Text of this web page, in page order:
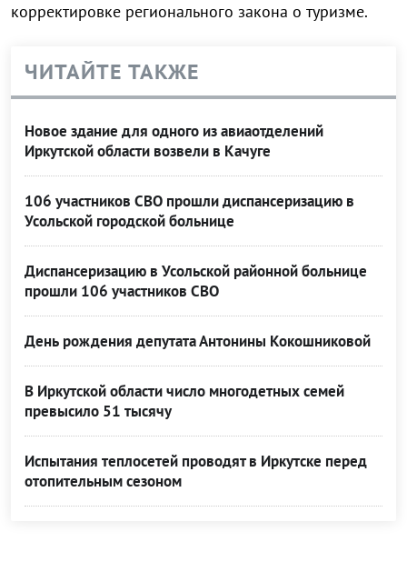
корректировке регионального закона о туризме.
ЧИТАЙТЕ ТАКЖЕ
Новое здание для одного из авиаотделений
Иркутской области возвели в Качуге
106 участников СВО прошли диспансеризацию в
Усольской городской больнице
Диспансеризацию в Усольской районной больнице
прошли 106 участников СВО
День рождения депутата Антонины Кокошниковой
В Иркутской области число многодетных семей
превысило 51 тысячу
Испытания теплосетей проводят в Иркутске перед
отопительным сезоном